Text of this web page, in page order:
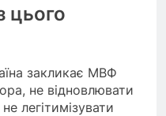
цього
закликає МВФ
не відновлювати
легітимізувати